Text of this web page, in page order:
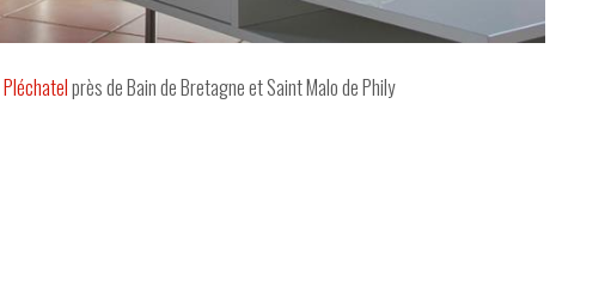
Pléchatelprès de Bain de Bretagne et Saint Malo de Phily